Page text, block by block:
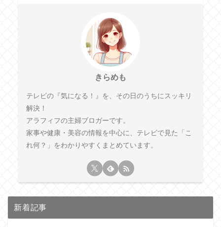
きらめも
テレビの『気になる！』を、その日のうちにスッキリ
解決！
アラフィフの主婦ブロガーです。
家事や健康・美容の情報を中心に、テレビで見た「こ
れ何？」をわかりやすくまとめています。
新着記事